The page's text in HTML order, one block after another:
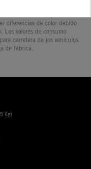
diferencias de color debido
Los valores de consumo
carretera de los vehículos
de fábrica.
Kg)